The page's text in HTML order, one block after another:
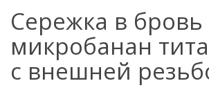
Сережка в бровь
микробанан
с внешней